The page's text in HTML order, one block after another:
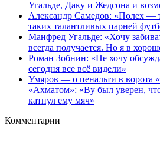
Угальде, Даку и Жедсона и
Александр Самедов: «Полех —
таких талантливых парней
Манфред Угальде: «Хочу
всегда получается. Но я в
Роман Зобнин: «Не хочу
сегодня все всё видели»
Умяров — о пенальти в ворота
«Ахматом»: «Ву был уверен,
катнул ему мяч»
Комментарии